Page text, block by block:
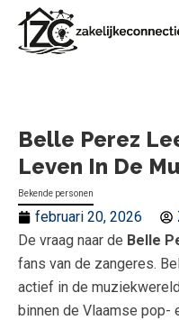
Belle Perez
Leven In De
Bekende personen
februari 20, 2026
De vraag naar de Belle
fans van de zangeres.
actief in de
binnen de Vlaamse pop-